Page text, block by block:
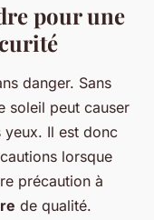
pour une
danger. Sans
soleil peut causer
yeux. Il est donc
lorsque
précaution à
de qualité.